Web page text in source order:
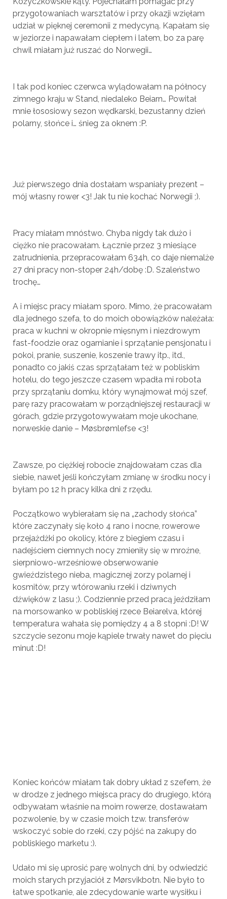
przygotowaniach warsztatów i przy okazji wzięłam
udział w pięknej ceremonii z medycyną. Kapałam się
w jeziorze i napawałam ciepłem i latem, bo za parę
chwil miałam już ruszać do Norwegii…
I tak pod koniec czerwca wylądowałam na północy
zimnego kraju w Stand, niedaleko Beiarn… Powitał
mnie łososiowy sezon wędkarski, bezustanny dzień
polarny, słońce i… śnieg za oknem :P.
Już pierwszego dnia dostałam wspaniały prezent –
mój własny rower <3! Jak tu nie kochać Norwegii ;).
Pracy miałam mnóstwo. Chyba nigdy tak dużo i
ciężko nie pracowałam. Łącznie przez 3 miesiące
zatrudnienia, przepracowałam 634h, co daje niemalże
27 dni pracy non-stoper 24h/dobę :D. Szaleństwo
trochę…
A i miejsc pracy miałam sporo. Mimo, że pracowałam
dla jednego szefa, to do moich obowiązków należała:
praca w kuchni w okropnie mięsnym i niezdrowym
fast-foodzie oraz ogarnianie i sprzątanie pensjonatu i
pokoi, pranie, suszenie, koszenie trawy itp., itd.,
ponadto co jakiś czas sprzątałam też w pobliskim
hotelu, do tego jeszcze czasem wpadła mi robota
przy sprzątaniu domku, który wynajmował mój szef,
parę razy pracowałam w porządniejszej restauracji w
górach, gdzie przygotowywałam moje ukochane,
norweskie danie – Møsbrømlefse <3!
Zawsze, po ciężkiej robocie znajdowałam czas dla
siebie, nawet jeśli kończyłam zmianę w środku nocy i
byłam po 12 h pracy kilka dni z rzędu.
Początkowo wybierałam się na „zachody słońca”
które zaczynały się koło 4 rano i nocne, rowerowe
przejażdżki po okolicy, które z biegiem czasu i
nadejściem ciemnych nocy zmieniły się w mroźne,
sierpniowo-wrześniowe obserwowanie
gwieździstego nieba, magicznej zorzy polarnej i
kosmitów, przy wtórowaniu rzeki i dziwnych
dźwięków z lasu ;). Codziennie przed pracą jeździłam
na morsowanko w pobliskiej rzece Beiarelva, której
temperatura wahała się pomiędzy 4 a 8 stopni :D! W
szczycie sezonu moje kąpiele trwały nawet do pięciu
minut :D!
Koniec końców miałam tak dobry układ z szefem, że
w drodze z jednego miejsca pracy do drugiego, którą
odbywałam właśnie na moim rowerze, dostawałam
pozwolenie, by w czasie moich tzw. transferów
wskoczyć sobie do rzeki, czy pójść na zakupy do
pobliskiego marketu :).
Udało mi się uprosić parę wolnych dni, by odwiedzić
moich starych przyjaciół z Mørsvikbotn. Nie było to
łatwe spotkanie, ale zdecydowanie warte wysiłku i